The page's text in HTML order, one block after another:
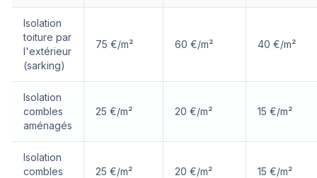
Isolation
toiture par
l'extérieur
(sarking)
75 €/m² 60 €/m² 40 €/m²
Isolation
combles
aménagés
25 €/m² 20 €/m² 15 €/m²
Isolation
combles
25 €/m² 20 €/m² 15 €/m²